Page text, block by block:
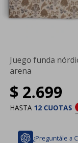
Juego funda
arena
$ 2.699
HASTA 12 CUOTAS
¿Preguntále a